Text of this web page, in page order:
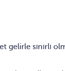
sınırlı